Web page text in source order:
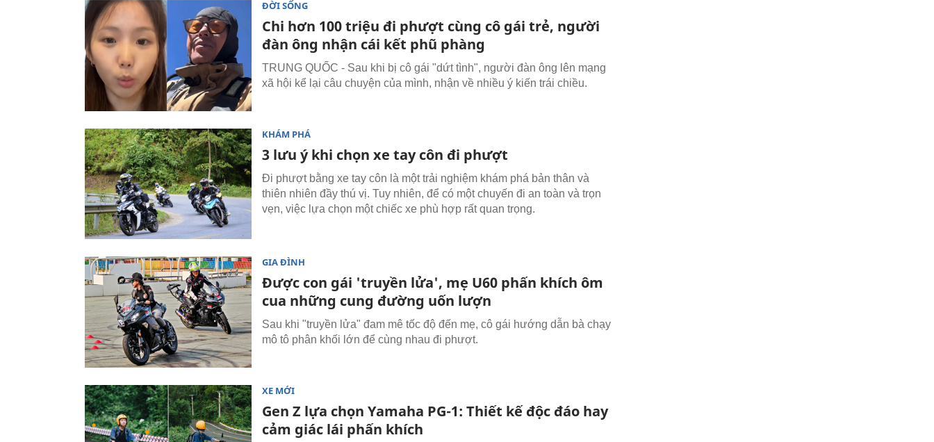
ĐỜI SỐNG
Chi hơn 100 triệu đi phượt cùng cô gái trẻ, người
đàn ông nhận cái kết phũ phàng
TRUNG QUỐC - Sau khi bị cô gái "dứt tình", người đàn ông lên mạng
xã hội kể lại câu chuyện của mình, nhận về nhiều ý kiến trái chiều.
KHÁM PHÁ
3 lưu ý khi chọn xe tay côn đi phượt
Đi phượt bằng xe tay côn là một trải nghiệm khám phá bản thân và
thiên nhiên đầy thú vị. Tuy nhiên, để có một chuyến đi an toàn và trọn
vẹn, việc lựa chọn một chiếc xe phù hợp rất quan trọng.
GIA ĐÌNH
Được con gái 'truyền lửa', mẹ U60 phấn khích ôm
cua những cung đường uốn lượn
Sau khi "truyền lửa" đam mê tốc độ đến mẹ, cô gái hướng dẫn bà chạy
mô tô phân khối lớn để cùng nhau đi phượt.
XE MỚI
Gen Z lựa chọn Yamaha PG-1: Thiết kế độc đáo hay
cảm giác lái phấn khích